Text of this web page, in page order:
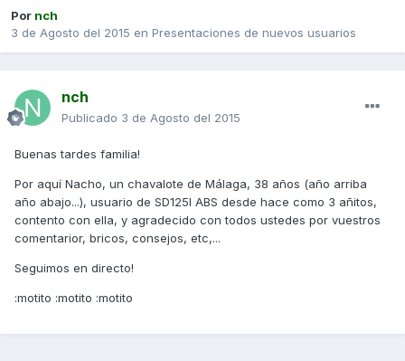
Por nch
3 de Agosto del 2015 en Presentaciones de nuevos usuarios
nch
Publicado 3 de Agosto del 2015
Buenas tardes familia!
Por aquí Nacho, un chavalote de Málaga, 38 años (año arriba
año abajo...), usuario de SD125I ABS desde hace como 3 añitos,
contento con ella, y agradecido con todos ustedes por vuestros
comentarior, bricos, consejos, etc,...
Seguimos en directo!
:motito :motito :motito